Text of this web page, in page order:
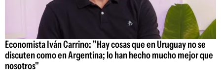
Economista Iván Carrino: "Hay cosas que en Uruguay no se
discuten como en Argentina; lo han hecho mucho mejor que
nosotros"